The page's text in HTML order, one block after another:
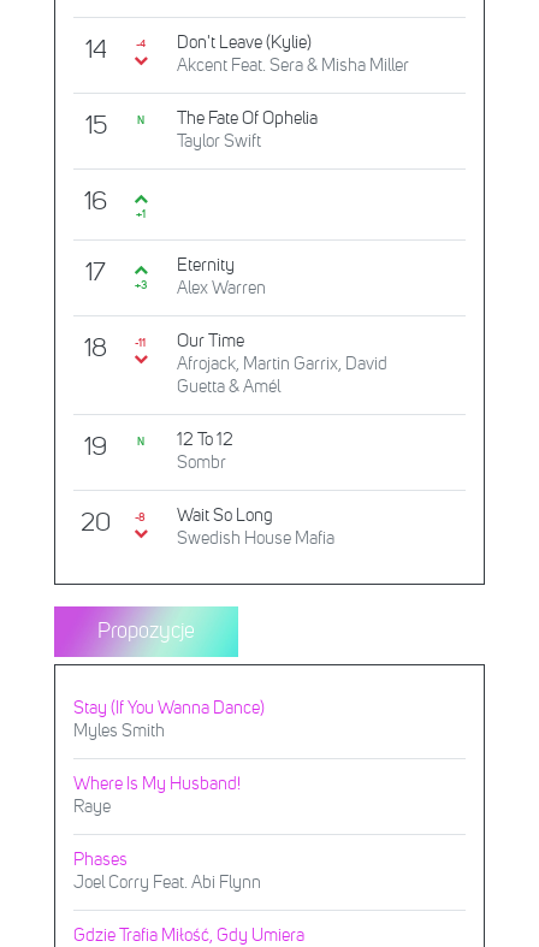
14 -4
Don't Leave (Kylie)
Akcent Feat. Sera & Misha Miller
15 N
The Fate Of Ophelia
Taylor Swift
16 +1
17 +3
Eternity
Alex Warren
18 -11
Our Time
Afrojack, Martin Garrix, David
Guetta & Amél
19 N
12 To 12
Sombr
20 -8
Wait So Long
Swedish House Mafia
Propozycje
Stay (If You Wanna Dance)
Myles Smith
Where Is My Husband!
Raye
Phases
Joel Corry Feat. Abi Flynn
Gdzie Trafia Miłość, Gdy Umiera